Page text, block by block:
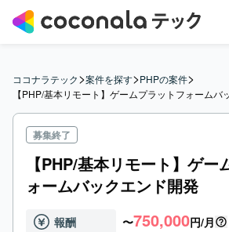
ココナラテック>案件を探す>PHPの案件>
【PHP/基本リモート】ゲームプラットフォームバ
募集終了
【PHP/基本リモート】ゲー
ォームバックエンド開発
報酬 〜750,000円/月